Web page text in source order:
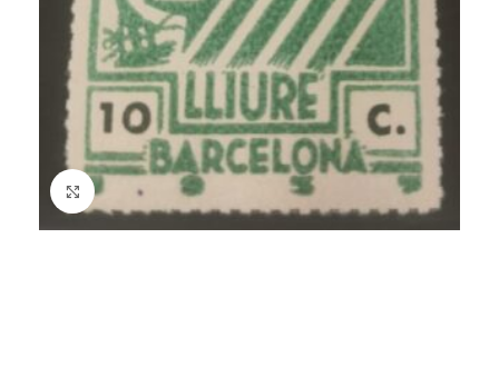
Click to enlarge